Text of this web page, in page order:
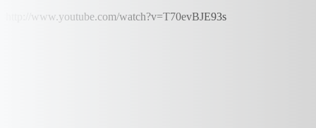
http://www.youtube.com/watch?v=T70evBJE93s